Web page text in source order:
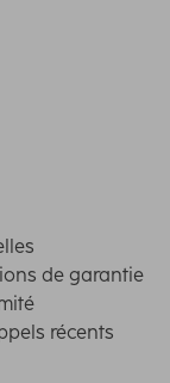
de garantie
récents